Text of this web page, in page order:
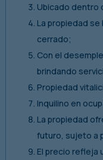
Ubicado dentro
La propiedad
cerrado;
Con el
brindando
Propiedad
Inquilino en
La propiedad
futuro, sujeto a
El precio refleja